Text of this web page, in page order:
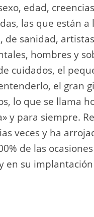
edad,
las que están
sanidad,
hombres y
cuidados, el
el gran
lo que se llama
y para siempre.
veces y ha
de las
en su